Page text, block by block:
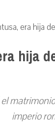
era hija
hija
imperio